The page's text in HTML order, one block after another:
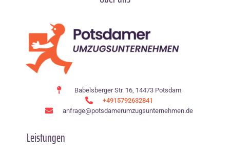
Babelsberger Str. 16, 14473 Potsdam
+4915792632841
anfrage@potsdamerumzugsunternehmen.de
Leistungen